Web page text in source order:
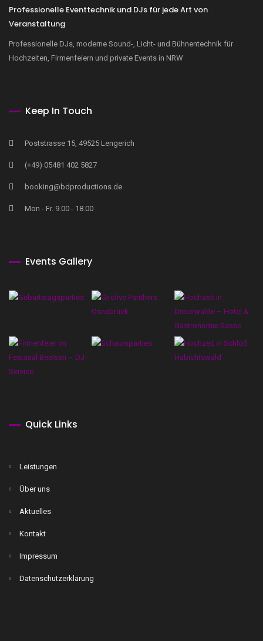
Professionelle Eventtechnik und DJs für jede Art von
Veranstaltung
Professionelle DJs, moderne Sound-, Licht- und Bühnentechnik für
Hochzeiten, Firmenfeiern und private Events in NRW
Keep In Touch
Poststrasse 15, 49525 Lengerich
(+49) 05481 402 5827
booking@bdproductions.de
Mon - Fr. 9.00 - 18.00
Events Gallery
Quick Links
Leistungen
Über uns
Aktuelles
Kontakt
Impressum
Datenschutzerklärung